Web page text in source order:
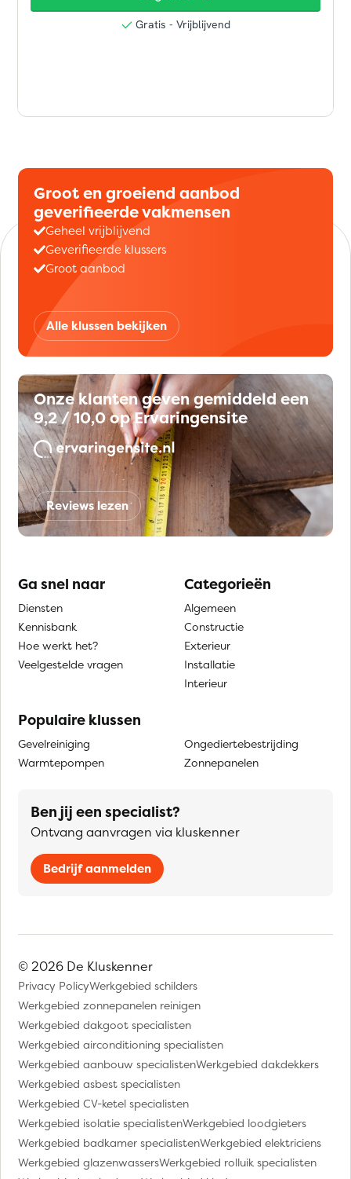
Groot en groeiend aanbod
geverifieerde vakmensen
Geheel vrijblijvend
Geverifieerde klussers
Groot aanbod
Alle klussen bekijken
Onze klanten geven gemiddeld een
9,2 / 10,0 op Ervaringensite
Reviews lezen
Ga snel naar
Diensten
Kennisbank
Hoe werkt het?
Veelgestelde vragen
Categorieën
Algemeen
Constructie
Exterieur
Installatie
Interieur
Populaire klussen
Gevelreiniging
Warmtepompen
Ongediertebestrijding
Zonnepanelen
Ben jij een specialist?
Ontvang aanvragen via kluskenner
Bedrijf aanmelden
© 2026 De Kluskenner
Privacy PolicyWerkgebied schilders
Werkgebied zonnepanelen reinigen
Werkgebied dakgoot specialisten
Werkgebied airconditioning specialisten
Werkgebied aanbouw specialistenWerkgebied dakdekkers
Werkgebied asbest specialisten
Werkgebied CV-ketel specialisten
Werkgebied isolatie specialistenWerkgebied loodgieters
Werkgebied badkamer specialistenWerkgebied elektriciens
Werkgebied glazenwassersWerkgebied rolluik specialisten